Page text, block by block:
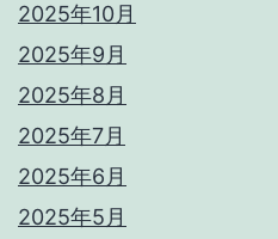
2025年10月
2025年9月
2025年8月
2025年7月
2025年6月
2025年5月